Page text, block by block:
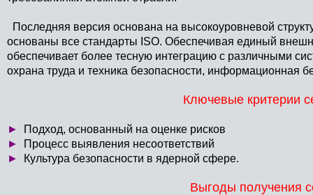
Последняя версия основана на высокоуровневой
основаны все стандарты ISO. Обеспечивая единый
обеспечивает более тесную интеграцию с различными
охрана труда и техника безопасности, информационная
Ключевые критерии
►
Подход, основанный на оценке рисков
►
Процесс выявления несоответствий
►
Культура безопасности в ядерной сфере.
Выгоды получения